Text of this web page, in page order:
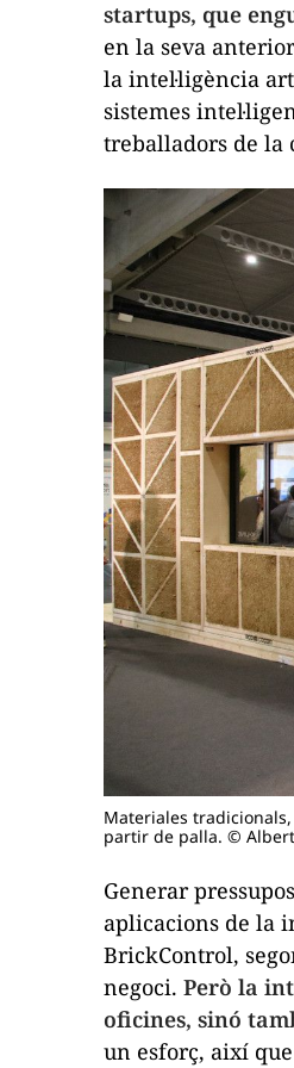
startups, que
en la seva
la intel·ligència
sistemes
treballadors de la
Materiales
partir de palla. ©
Generar
aplicacions de la
BrickControl,
negoci. Però la
oficines, sinó
un esforç, així